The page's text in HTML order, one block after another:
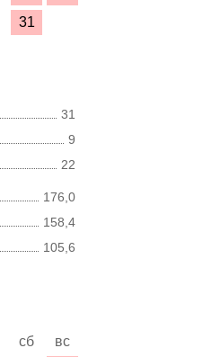
31
31
9
22
176,0
158,4
105,6
сб
вс